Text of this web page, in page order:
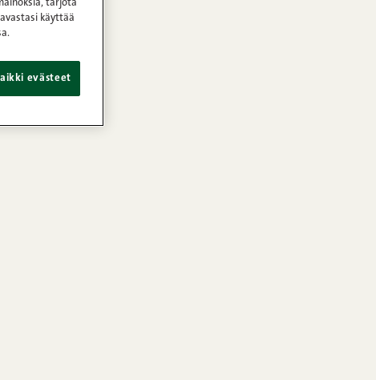
tarjota
käyttää
evästeet